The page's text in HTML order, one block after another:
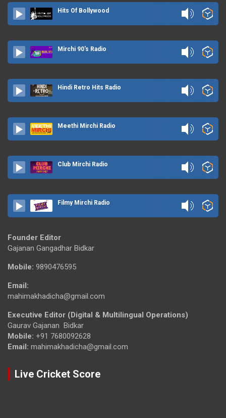
Hits Of Bollywood
Mirchi 90's Radio
Hindi Retro Hits Radio
Meethi Mirchi Radio
Club Mirchi Radio
Filmy Mirchi Radio
Founder Editor
Gajanan Gangadhar Bidkar
Mobile: 9890476595
Email:
mahimakhadicha@gmail.com
Executive Editor (Digital & Multilingual Operations)
Gaurav Gajanan Bidkar
Mobile: +91 7680092628
Email: mahimakhadicha@gmail.com
Live Cricket Score